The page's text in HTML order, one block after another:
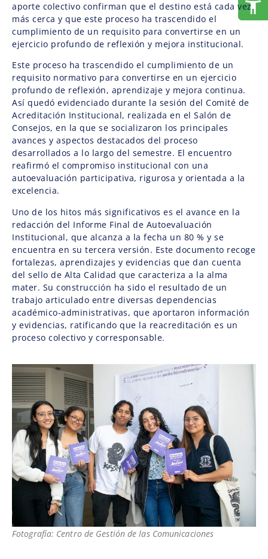
aporte colectivo confirman que el destino está cada vez
más cerca y que este proceso ha trascendido el
cumplimiento de un requisito para convertirse en un
ejercicio profundo de reflexión y mejora institucional.
Este proceso ha trascendido el cumplimiento de un
requisito normativo para convertirse en un ejercicio
profundo de reflexión, aprendizaje y mejora continua.
Así quedó evidenciado durante la sesión del Comité de
Acreditación Institucional, realizada en el Salón de
Consejos, en la que se socializaron los principales
avances y aspectos destacados del proceso
desarrollados a lo largo del semestre. El encuentro
reafirmó el compromiso institucional con una
autoevaluación participativa, rigurosa y orientada a la
excelencia.
Uno de los hitos más significativos es el avance en la
redacción del Informe Final de Autoevaluación
Institucional, que alcanza a la fecha un 80 % y se
encuentra en su tercera versión. Este documento recoge
fortalezas, aprendizajes y evidencias que dan cuenta
del sello de Alta Calidad que caracteriza a la alma
mater. Su construcción ha sido el resultado de un
trabajo articulado entre diversas dependencias
académico-administrativas, que aportaron información
y evidencias, ratificando que la reacreditación es un
proceso colectivo y corresponsable.
Fotografía: Centro de Gestión de las Comunicaciones